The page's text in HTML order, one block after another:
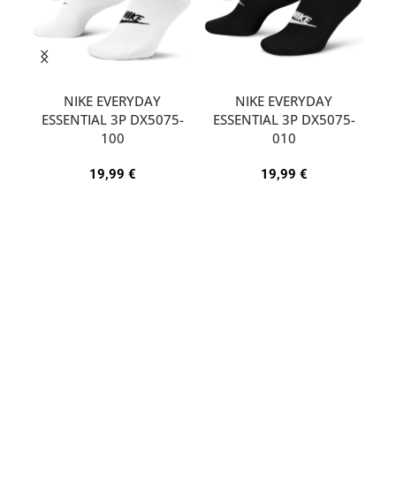
NIKE EVERYDAY
ESSENTIAL 3P DX5075-
100
19,99 €
NIKE EVERYDAY
ESSENTIAL 3P DX5075-
010
19,99 €